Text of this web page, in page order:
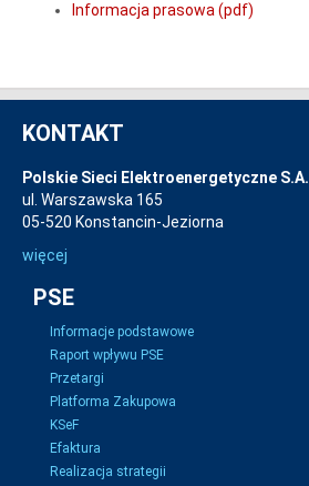
Informacja prasowa (pdf)
KONTAKT
Polskie Sieci Elektroenergetyczne S.A.
ul. Warszawska 165
05-520 Konstancin-Jeziorna
więcej
PSE
Informacje podstawowe
Raport wpływu PSE
Przetargi
Platforma Zakupowa
KSeF
Efaktura
Realizacja strategii